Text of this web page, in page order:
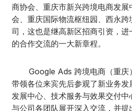
o
o
k
n p
p
商协会、重庆市新兴跨境电商发
会、重庆国际物流枢纽园、西永
司，这也是继高新区招商引资，
的合作交流的一大新章程。
Google Ads 跨境电商（重庆
带领各位来宾先后参观了新业务
发展中心、技术服务与效果交付
与公司各团队展开深入交流，并提